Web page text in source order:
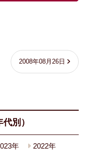
2008年08月26日
別）
年
2022年